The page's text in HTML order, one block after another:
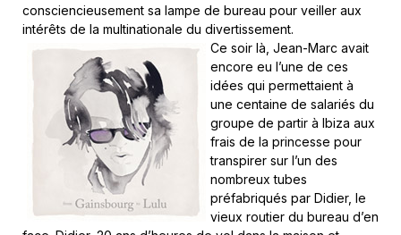
consciencieusement sa lampe de bureau pour veiller aux
intérêts de la multinationale du divertissement.
Ce soir là, Jean-Marc avait
encore eu l’une de ces
idées qui permettaient à
une centaine de salariés du
groupe de partir à Ibiza aux
frais de la princesse pour
transpirer sur l’un des
nombreux tubes
préfabriqués par Didier, le
vieux routier du bureau d’en